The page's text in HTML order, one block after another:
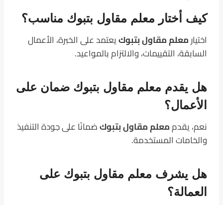
كيف أختار معلم مقاول بتبوك مناسب؟
اختيارمعلم مقاول بتبوكيعتمد على الخبرة، الأعمال
السابقة، التقييمات، والالتزام بالمواعيد.
هل يقدم معلم مقاول بتبوك ضمان على
الأعمال؟
نعم، يقدممعلم مقاول بتبوكضمانًا على جودة التنفيذ
والخامات المستخدمة.
هل يشرف معلم مقاول بتبوك على
العمالة؟